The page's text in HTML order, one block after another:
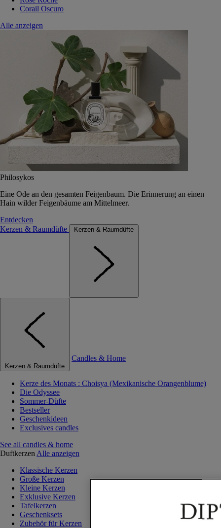
Corail Oscuro
Alle anzeigen
Philosykos
Eine Ode an den gesamten Feigenbaum. Die Erinnerung an einen
Hain wilder Feigenbäume am Mittelmeer.
Entdecken
Kerzen & Raumdüfte
Kerzen & Raumdüfte
Kerzen & Raumdüfte
Candles & Home
Kerze des Monats : Choisya (Mexikanische Orangenblume)
Die Odyssee
Sommer-Düfte
Bestseller
Geschenkideen
Exclusives candles
See all candles & home
Duftkerzen Alle anzeigen
Klassische Kerzen
Große Kerzen
Kleine Kerzen
Exklusive Kerzen
Tafelkerzen
Geschenksets
Zubehör für Kerzen